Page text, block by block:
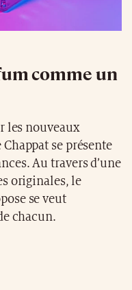
comme un
les nouveaux
se présente
Au travers d’une
originales, le
se veut
chacun.